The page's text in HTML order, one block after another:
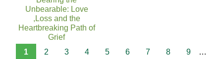
Unbearable: Love
,Loss and the
Heartbreaking Path of
Grief
1 2 3 4 5 6 7 8 9
…